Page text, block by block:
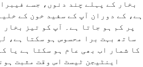
بخار کے پہلے چند دنوں، جسے
ہے، کے دوران آپ کے سفید خون کے
پر کم ہو جاتا ہے۔ آپ کو تیز بخار
ساتھ بہت برا محسوس ہو سکتا ہے،
کا شمار اب بھی عام ہو سکتا ہے یا